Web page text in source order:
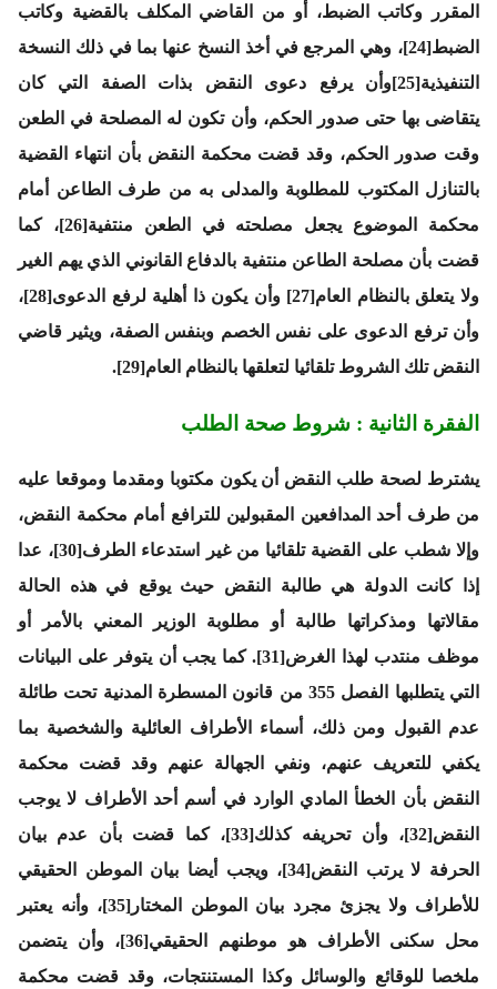
المقرر وكاتب الضبط، أو من القاضي المكلف بالقضية وكاتب
الضبط[24]، وهي المرجع في أخذ النسخ عنها بما في ذلك النسخة
التنفيذية[25]وأن يرفع دعوى النقض بذات الصفة التي كان
يتقاضى بها حتى صدور الحكم، وأن تكون له المصلحة في الطعن
وقت صدور الحكم، وقد قضت محكمة النقض بأن انتهاء القضية
بالتنازل المكتوب للمطلوبة والمدلى به من طرف الطاعن أمام
محكمة الموضوع يجعل مصلحته في الطعن منتفية[26]، كما
قضت بأن مصلحة الطاعن منتفية بالدفاع القانوني الذي يهم الغير
ولا يتعلق بالنظام العام[27] وأن يكون ذا أهلية لرفع الدعوى[28]،
وأن ترفع الدعوى على نفس الخصم وبنفس الصفة، ويثير قاضي
النقض تلك الشروط تلقائيا لتعلقها بالنظام العام[29].
الفقرة الثانية : شروط صحة الطلب
يشترط لصحة طلب النقض أن يكون مكتوبا ومقدما وموقعا عليه
من طرف أحد المدافعين المقبولين للترافع أمام محكمة النقض،
وإلا شطب على القضية تلقائيا من غير استدعاء الطرف[30]، عدا
إذا كانت الدولة هي طالبة النقض حيث يوقع في هذه الحالة
مقالاتها ومذكراتها طالبة أو مطلوبة الوزير المعني بالأمر أو
موظف منتدب لهذا الغرض[31]. كما يجب أن يتوفر على البيانات
التي يتطلبها الفصل 355 من قانون المسطرة المدنية تحت طائلة
عدم القبول ومن ذلك، أسماء الأطراف العائلية والشخصية بما
يكفي للتعريف عنهم، ونفي الجهالة عنهم وقد قضت محكمة
النقض بأن الخطأ المادي الوارد في أسم أحد الأطراف لا يوجب
النقض[32]، وأن تحريفه كذلك[33]، كما قضت بأن عدم بيان
الحرفة لا يرتب النقض[34]، ويجب أيضا بيان الموطن الحقيقي
للأطراف ولا يجزئ مجرد بيان الموطن المختار[35]، وأنه يعتبر
محل سكنى الأطراف هو موطنهم الحقيقي[36]، وأن يتضمن
ملخصا للوقائع والوسائل وكذا المستنتجات، وقد قضت محكمة